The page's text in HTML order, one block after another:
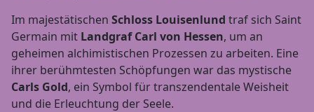
Im majestätischen Schloss Louisenlund traf sich Saint
Germain mit Landgraf Carl von Hessen, um an
geheimen alchimistischen Prozessen zu arbeiten. Eine
ihrer berühmtesten Schöpfungen war das mystische
Carls Gold, ein Symbol für transzendentale Weisheit
und die Erleuchtung der Seele.